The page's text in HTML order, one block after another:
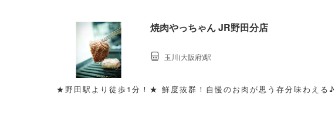
焼肉やっちゃん JR野田分店
★野田駅より徒歩1分！★ 鮮度抜群！自慢のお肉が思う存分味わえる♪
玉川(大阪府)駅